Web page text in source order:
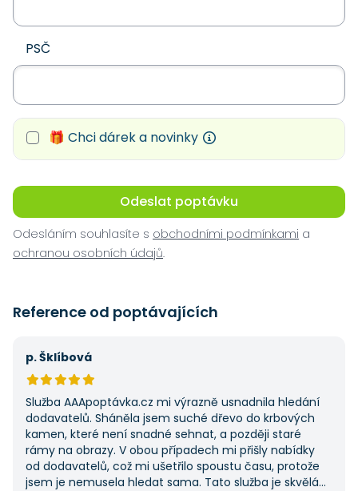
PSČ
🎁 Chci dárek a novinky
Odeslat poptávku
Odesláním souhlasíte s obchodními podmínkami a
ochranou osobních údajů.
Reference od poptávajících
p. Šklíbová
Služba AAApoptávka.cz mi výrazně usnadnila hledání
dodavatelů. Sháněla jsem suché dřevo do krbových
kamen, které není snadné sehnat, a později staré
rámy na obrazy. V obou případech mi přišly nabídky
od dodavatelů, což mi ušetřilo spoustu času, protože
jsem je nemusela hledat sama. Tato služba je skvělá